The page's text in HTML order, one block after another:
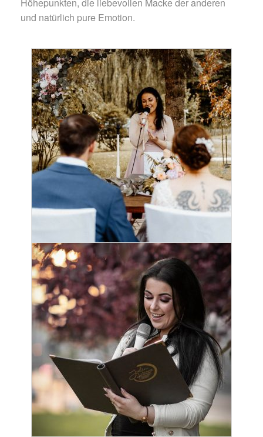
Höhepunkten, die liebevollen Macke der anderen
und natürlich pure Emotion.